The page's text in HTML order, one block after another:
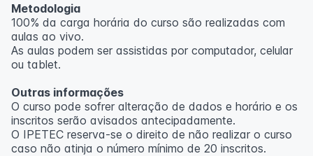
Metodologia
100% da carga horária do curso são realizadas com
aulas ao vivo.
As aulas podem ser assistidas por computador, celular
ou tablet.
Outras informações
O curso pode sofrer alteração de dados e horário e os
inscritos serão avisados ​​antecipadamente.
O IPETEC reserva-se o direito de não realizar o curso
caso não atinja o número mínimo de 20 inscritos.